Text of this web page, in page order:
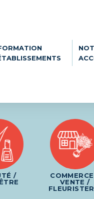
/
VENTE /